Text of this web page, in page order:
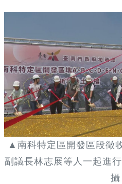
▲南科特定區開發區段徵
副議長林志展等人一起進
攝